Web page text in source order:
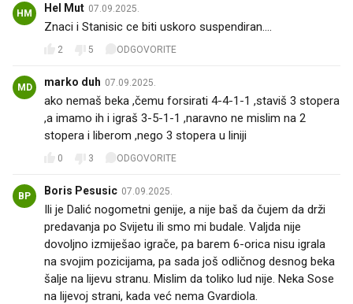
HM Hel Mut 07.09.2025.
Znaci i Stanisic ce biti uskoro suspendiran....
2 5 ODGOVORITE
MD marko duh 07.09.2025.
ako nemaš beka ,čemu forsirati 4-4-1-1 ,staviš 3 stopera
,a imamo ih i igraš 3-5-1-1 ,naravno ne mislim na 2
stopera i liberom ,nego 3 stopera u liniji
0 3 ODGOVORITE
BP Boris Pesusic 07.09.2025.
Ili je Dalić nogometni genije, a nije baš da čujem da drži
predavanja po Svijetu ili smo mi budale. Valjda nije
dovoljno izmiješao igrače, pa barem 6-orica nisu igrala
na svojim pozicijama, pa sada još odličnog desnog beka
šalje na lijevu stranu. Mislim da toliko lud nije. Neka Sose
na lijevoj strani, kada već nema Gvardiola.